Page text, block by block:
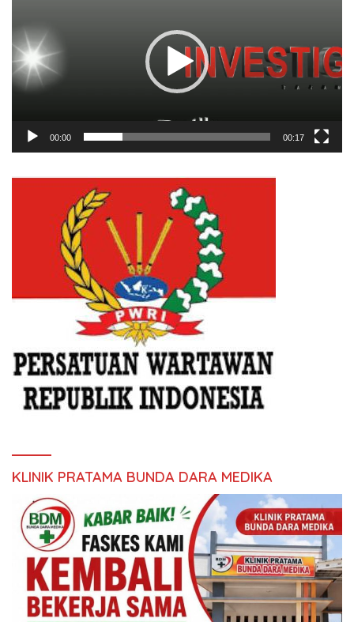
00:00 00:17
KLINIK PRATAMA BUNDA DARA MEDIKA